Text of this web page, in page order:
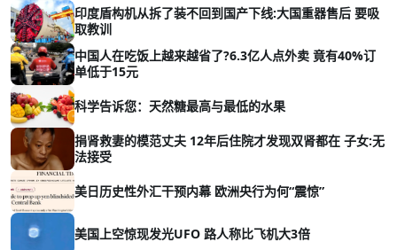
印度盾构机从拆了装不回到国产下线:大国重器售后 要吸
取教训
中国人在吃饭上越来越省了?6.3亿人点外卖 竟有40%订
单低于15元
科学告诉您：天然糖最高与最低的水果
捐肾救妻的模范丈夫 12年后住院才发现双肾都在 子女:无
法接受
美日历史性外汇干预内幕 欧洲央行为何“震惊”
美国上空惊现发光UFO 路人称比飞机大3倍